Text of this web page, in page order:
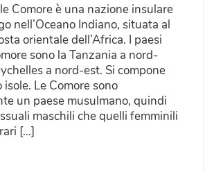
Comore è una nazione insulare
nell’Oceano Indiano, situata al
orientale dell’Africa. I paesi
sono la Tanzania a nord-
a nord-est. Si compone
Le Comore sono
un paese musulmano, quindi
maschili che quelli femminili
[…]